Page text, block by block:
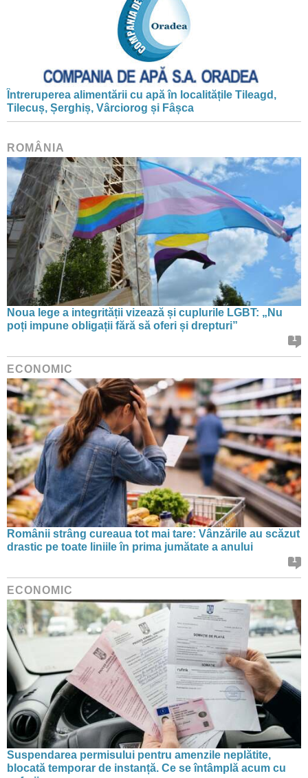
Întreruperea alimentării cu apă în localitățile Tileagd,
Tilecuș, Șerghiș, Vârciorog și Fâșca
ROMÂNIA
Noua lege a integrității vizează și cuplurile LGBT: „Nu
poți impune obligații fără să oferi și drepturi”
1
ECONOMIC
Românii strâng cureaua tot mai tare: Vânzările au scăzut
drastic pe toate liniile în prima jumătate a anului
1
ECONOMIC
Suspendarea permisului pentru amenzile neplătite,
blocată temporar de instanță. Ce se întâmplă acum cu